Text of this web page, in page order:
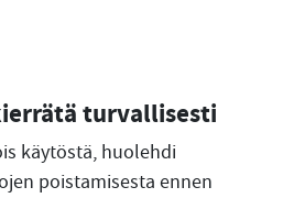
turvallisesti
käytöstä, huolehdi
poistamisesta ennen